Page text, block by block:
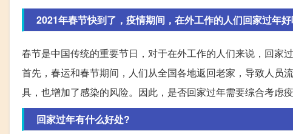
2021年春节快到了，疫情期间，在外工作的人们回家过年
春节是中国传统的重要节日，对于在外工作的人们来说，回家
首先，春运和春节期间，人们从全国各地返回老家，导致人员
具，也增加了感染的风险。因此，是否回家过年需要综合考虑
回家过年有什么好处?